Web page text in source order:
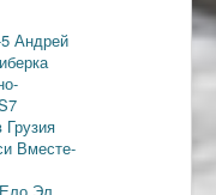
Андрей
Грузия
Вместе-
Ело Эл